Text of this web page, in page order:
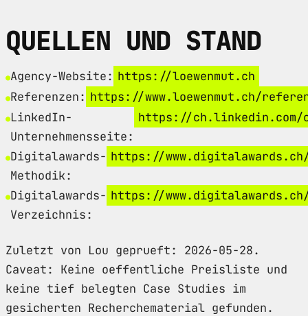
QUELLEN UND STAND
Agency-Website: https://loewenmut.ch
Referenzen: https://www.loewenmut.ch/
LinkedIn-
Unternehmensseite:
https://ch.linkedin.com/
Digitalawards-
Methodik:
https://
Digitalawards-
Verzeichnis:
https://
Zuletzt von Lou geprueft: 2026-05-28.
Caveat: Keine oeffentliche Preisliste und
keine tief belegten Case Studies im
gesicherten Recherchematerial gefunden.